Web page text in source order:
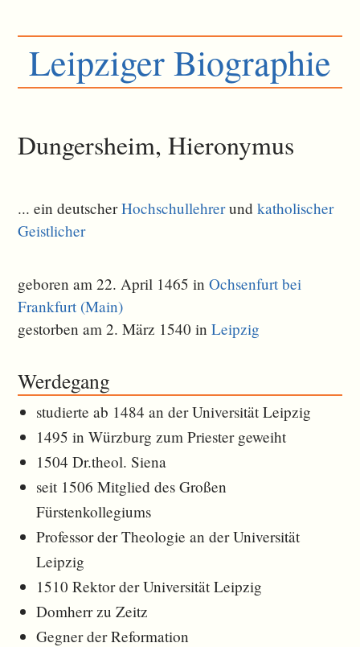
Leipziger Biographie
Dungersheim, Hieronymus
... ein deutscherHochschullehrerundkatholischer
Geistlicher
geboren am 22. April 1465 inOchsenfurt bei
Frankfurt (Main)
gestorben am 2. März 1540 inLeipzig
Werdegang
studierte ab 1484 an der Universität Leipzig
1495 in Würzburg zum Priester geweiht
1504 Dr.theol. Siena
seit 1506 Mitglied des Großen
Fürstenkollegiums
Professor der Theologie an der Universität
Leipzig
1510 Rektor der Universität Leipzig
Domherr zu Zeitz
Gegner der Reformation